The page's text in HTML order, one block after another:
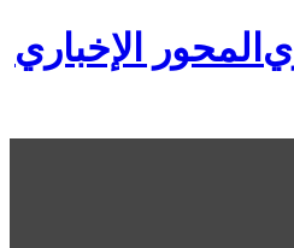
المحور الإخباري